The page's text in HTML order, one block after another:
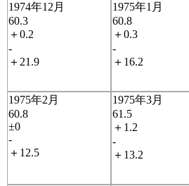
1974年12月
60.3
＋0.2
-
＋21.9
1975年1月
60.8
＋0.3
-
＋16.2
1975年2月
60.8
±0
-
＋12.5
1975年3月
61.5
＋1.2
-
＋13.2